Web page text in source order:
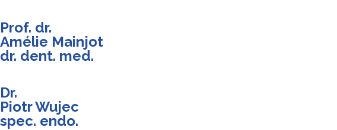
Prof. dr.
Amélie Mainjot
dr. dent. med.
Dr.
Piotr Wujec
spec. endo.